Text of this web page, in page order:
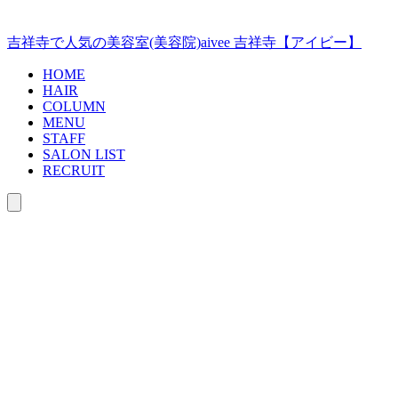
ン
テ
吉祥寺で人気の美容室(美容院)aivee 吉祥寺【アイビー】
HOME
HAIR
COLUMN
MENU
STAFF
SALON LIST
RECRUIT